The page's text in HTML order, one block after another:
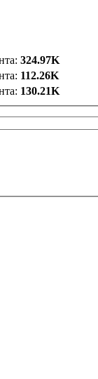
324.97K
112.26K
130.21K